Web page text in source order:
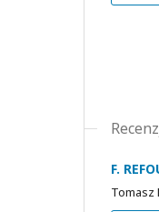
F.
Tomasz